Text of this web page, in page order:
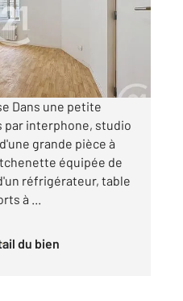
Dans une petite
par interphone, studio
grande pièce à
équipée de
réfrigérateur, table
à ...
du bien